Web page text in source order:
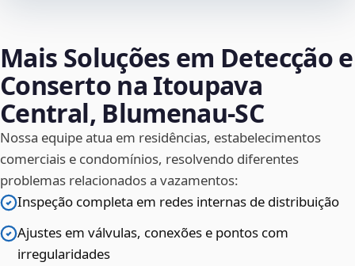
Mais Soluções em Detecção e
Conserto na Itoupava
Central, Blumenau‑SC
Nossa equipe atua em residências, estabelecimentos
comerciais e condomínios, resolvendo diferentes
problemas relacionados a vazamentos:
Inspeção completa em redes internas de distribuição
Ajustes em válvulas, conexões e pontos com
irregularidades